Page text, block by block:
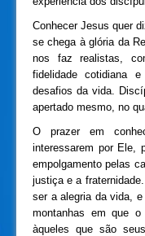
Conhecer Jesus quer
se chega à glória da
nos faz realistas,
fidelidade cotidiana
desafios da vida.
apertado mesmo, no
O prazer em
interessarem por Ele,
empolgamento pelas
justiça e a
ser a alegria da vida,
montanhas em que
àqueles que são